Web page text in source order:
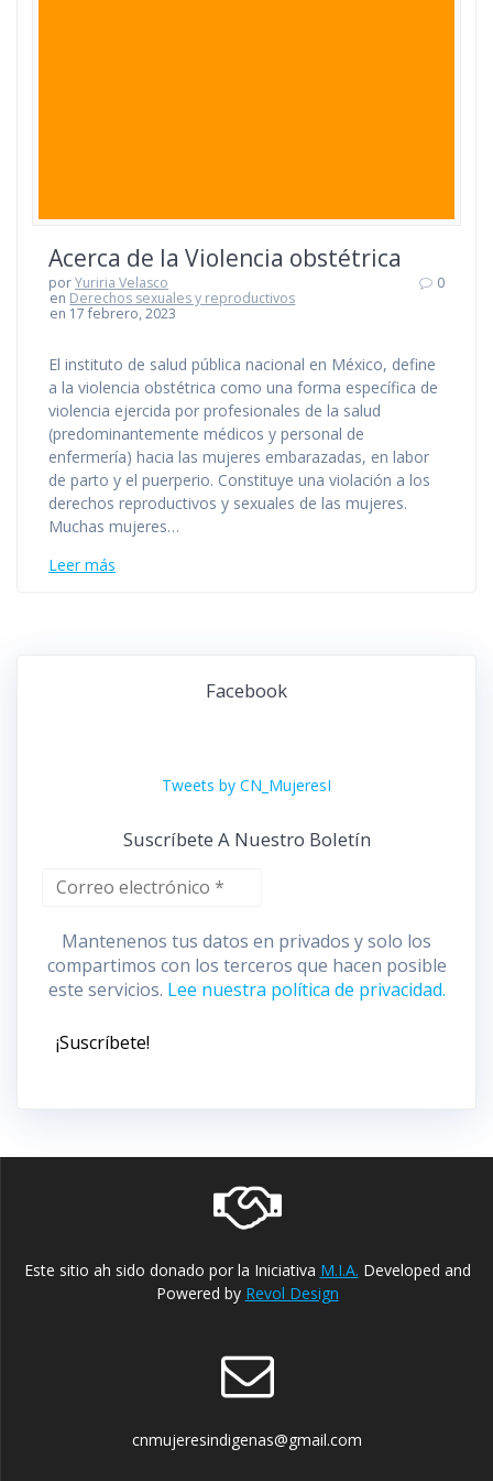
Acerca de la Violencia obstétrica
porYuriria Velasco
en Derechos sexuales y reproductivos
en 17 febrero, 2023
0
El instituto de salud pública nacional en México, define
a la violencia obstétrica como una forma específica de
violencia ejercida por profesionales de la salud
(predominantemente médicos y personal de
enfermería) hacia las mujeres embarazadas, en labor
de parto y el puerperio. Constituye una violación a los
derechos reproductivos y sexuales de las mujeres.
Muchas mujeres…
Leer más
Facebook
Tweets by CN_MujeresI
Suscríbete A Nuestro Boletín
Mantenenos tus datos en privados y solo los
compartimos con los terceros que hacen posible
este servicios. Lee nuestra política de privacidad.
Este sitio ah sido donado por la Iniciativa M.I.A. Developed and
Powered by Revol Design
cnmujeresindigenas@gmail.com